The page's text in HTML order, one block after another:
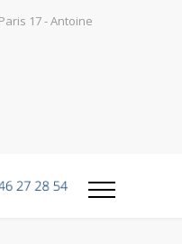
17 - Antoine